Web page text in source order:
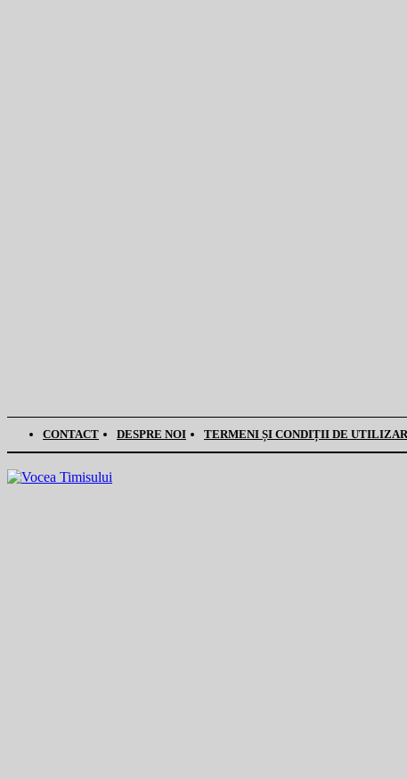
CONTACT DESPRE NOI TERMENI ȘI CONDIȚII DE